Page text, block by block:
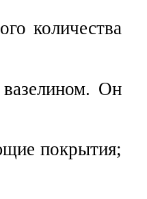
количества
Он
покрытия;